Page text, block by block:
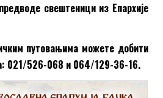
свештеници из Епархије
путовањима можете добити
021/526-068 и 064/129-36-16.